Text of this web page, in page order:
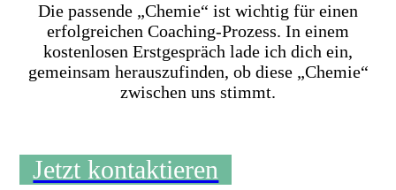
Die passende „Chemie“ ist wichtig für einen
erfolgreichen Coaching-Prozess. In einem
kostenlosen Erstgespräch lade ich dich ein,
gemeinsam herauszufinden, ob diese „Chemie“
zwischen uns stimmt.
Jetzt kontaktieren